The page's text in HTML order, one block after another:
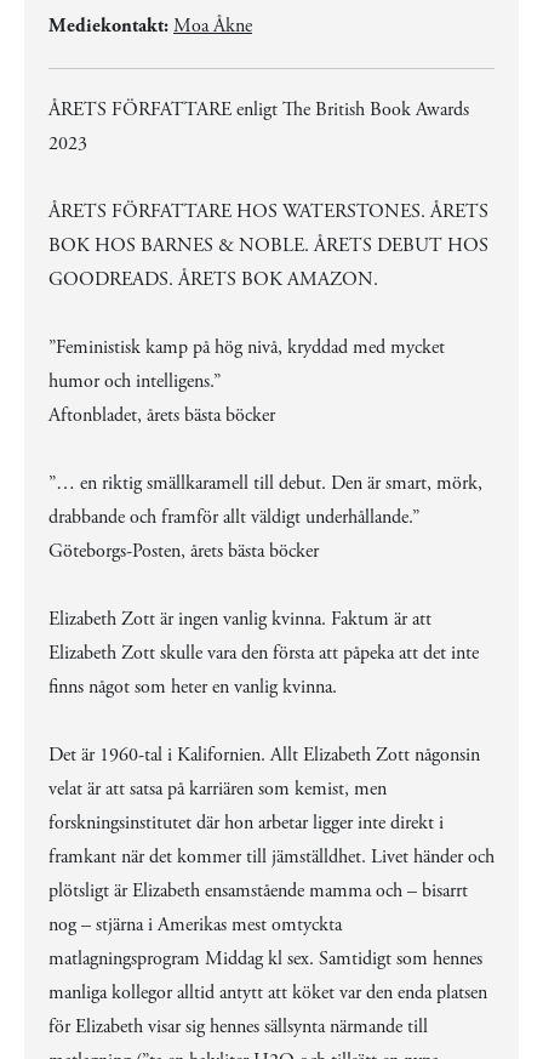
Mediekontakt:Moa Åkne
ÅRETS FÖRFATTARE enligt The British Book Awards
2023
ÅRETS FÖRFATTARE HOS WATERSTONES. ÅRETS
BOK HOS BARNES & NOBLE. ÅRETS DEBUT HOS
GOODREADS. ÅRETS BOK AMAZON.
”Feministisk kamp på hög nivå, kryddad med mycket
humor och intelligens.”
Aftonbladet, årets bästa böcker
”… en riktig smällkaramell till debut. Den är smart, mörk,
drabbande och framför allt väldigt underhållande.”
Göteborgs-Posten, årets bästa böcker
Elizabeth Zott är ingen vanlig kvinna. Faktum är att
Elizabeth Zott skulle vara den första att påpeka att det inte
finns något som heter en vanlig kvinna.
Det är 1960-tal i Kalifornien. Allt Elizabeth Zott någonsin
velat är att satsa på karriären som kemist, men
forskningsinstitutet där hon arbetar ligger inte direkt i
framkant när det kommer till jämställdhet. Livet händer och
plötsligt är Elizabeth ensamstående mamma och – bisarrt
nog – stjärna i Amerikas mest omtyckta
matlagningsprogram Middag kl sex. Samtidigt som hennes
manliga kollegor alltid antytt att köket var den enda platsen
för Elizabeth visar sig hennes sällsynta närmande till